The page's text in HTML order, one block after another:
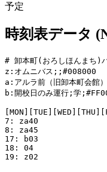
予定
時刻表データ
# 卸本町(おろしほんまち)
z:オムニバス;;#008000
a:アルラ前（旧卸本町会館
b:開校日のみ運行;学
7: za40
8: za45
17: b03
18: 04
19: z02